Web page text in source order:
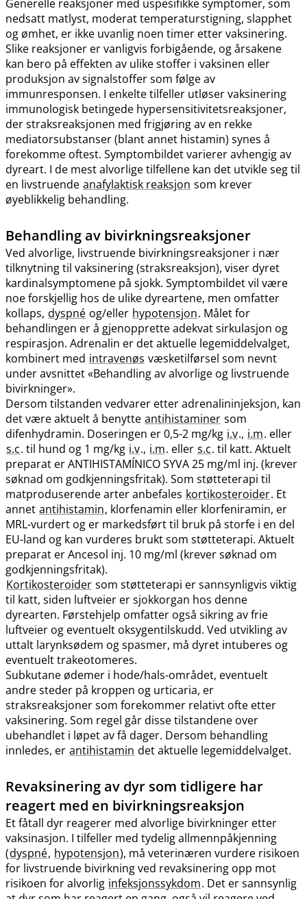
Generelle reaksjoner med uspesifikke symptomer, som
nedsatt matlyst, moderat temperaturstigning, slapphet
og ømhet, er ikke uvanlig noen timer etter vaksinering.
Slike reaksjoner er vanligvis forbigående, og årsakene
kan bero på effekten av ulike stoffer i vaksinen eller
produksjon av signalstoffer som følge av
immunresponsen. I enkelte tilfeller utløser vaksinering
immunologisk betingede hypersensitivitetsreaksjoner,
der straksreaksjonen med frigjøring av en rekke
mediatorsubstanser (blant annet histamin) synes å
forekomme oftest. Symptombildet varierer avhengig av
dyreart. I de mest alvorlige tilfellene kan det utvikle seg til
en livstruende anafylaktisk reaksjon som krever
øyeblikkelig behandling.
Behandling av bivirkningsreaksjoner
Ved alvorlige, livstruende bivirkningsreaksjoner i nær
tilknytning til vaksinering (straksreaksjon), viser dyret
kardinalsymptomene på sjokk. Symptombildet vil være
noe forskjellig hos de ulike dyreartene, men omfatter
kollaps, dyspné og​/​eller hypotensjon. Målet for
behandlingen er å gjenopprette adekvat sirkulasjon og
respirasjon. Adrenalin er det aktuelle legemiddelvalget,
kombinert med intravenøs væsketilførsel som nevnt
under avsnittet «Behandling av alvorlige og livstruende
bivirkninger».
Dersom tilstanden vedvarer etter adrenalininjeksjon, kan
det være aktuelt å benytte antihistaminer som
difenhydramin. Doseringen er 0,5-2 mg/kg i.v., i.m. eller
s.c. til hund og 1 mg/kg i.v., i.m. eller s.c. til katt. Aktuelt
preparat er ANTIHISTAMÍNICO SYVA 25 mg/ml inj. (krever
søknad om godkjenningsfritak). Som støtteterapi til
matproduserende arter anbefales kortikosteroider. Et
annet antihistamin, klorfenamin eller klorfeniramin, er
MRL-vurdert og er markedsført til bruk på storfe i en del
EU-land og kan vurderes brukt som støtteterapi. Aktuelt
preparat er Ancesol inj. 10 mg/ml (krever søknad om
godkjenningsfritak).
Kortikosteroider som støtteterapi er sannsynligvis viktig
til katt, siden luftveier er sjokkorgan hos denne
dyrearten. Førstehjelp omfatter også sikring av frie
luftveier og eventuelt oksygentilskudd. Ved utvikling av
uttalt larynksødem og spasmer, må dyret intuberes og
eventuelt trakeotomeres.
Subkutane ødemer i hode​/​hals-området, eventuelt
andre steder på kroppen og urticaria, er
straksreaksjoner som forekommer relativt ofte etter
vaksinering. Som regel går disse tilstandene over
ubehandlet i løpet av få dager. Dersom behandling
innledes, er antihistamin det aktuelle legemiddelvalget.
Revaksinering av dyr som tidligere har
reagert med en bivirkningsreaksjon
Et fåtall dyr reagerer med alvorlige bivirkninger etter
vaksinasjon. I tilfeller med tydelig allmennpåkjenning
(dyspné, hypotensjon), må veterinæren vurdere risikoen
for livstruende bivirkning ved revaksinering opp mot
risikoen for alvorlig infeksjonssykdom. Det er sannsynlig